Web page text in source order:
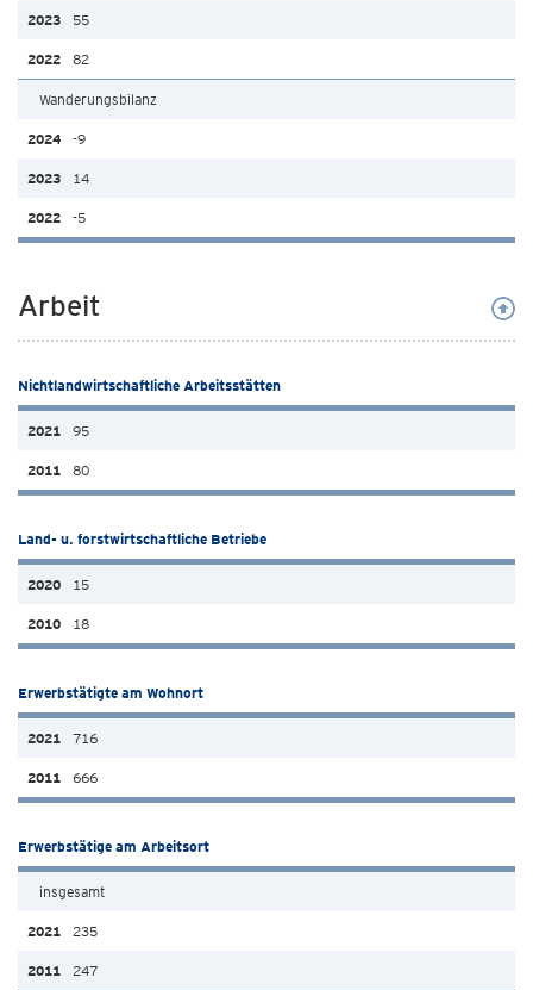
55
82
Wanderungsbilanz
-9
14
-5
Arbeit
Nichtlandwirtschaftliche Arbeitsstätten
95
80
Land- u. forstwirtschaftliche Betriebe
15
18
Erwerbstätigte am Wohnort
716
666
Erwerbstätige am Arbeitsort
insgesamt
235
247